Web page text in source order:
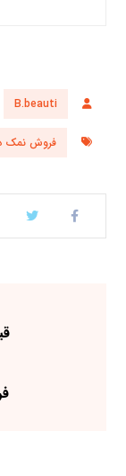
B.beauti
فروش نمک